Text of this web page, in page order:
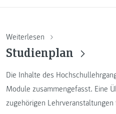
Weiterlesen
Studienplan
Die Inhalte des
Module zusammengefasst. Eine
zugehörigen Lehrveranstaltungen